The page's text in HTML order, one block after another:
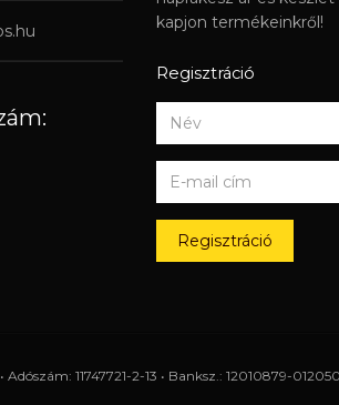
kapjon termékeinkről!
Regisztráció
Regisztráció
Adószám: 11747721-2-13 • Banksz.: 12010879-